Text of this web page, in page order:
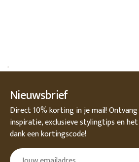
.
Nieuwsbrief
Direct 10% korting in je mail! Ontvang
inspiratie, exclusieve stylingtips en
dank een kortingscode!